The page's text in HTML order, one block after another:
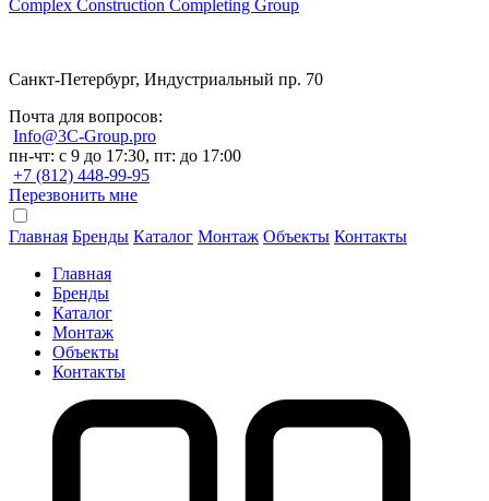
Complex Construction Completing Group
Санкт-Петербург, Индустриальный пр. 70
Почта для вопросов:
Info@3C-Group.pro
пн-чт: с 9 до 17:30, пт: до 17:00
+7 (812) 448-99-95
Перезвонить мне
Главная Бренды Каталог Монтаж Объекты Контакты
Главная
Бренды
Каталог
Монтаж
Объекты
Контакты